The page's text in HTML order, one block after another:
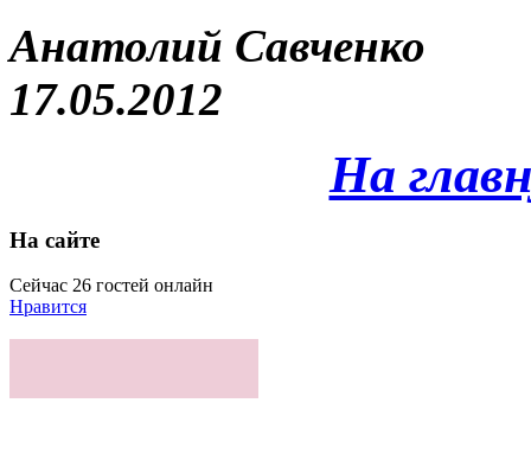
Анатолий Савченко
17.05.2012
На
На сайте
Сейчас 26 гостей онлайн
Нравится